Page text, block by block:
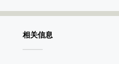
相关信息